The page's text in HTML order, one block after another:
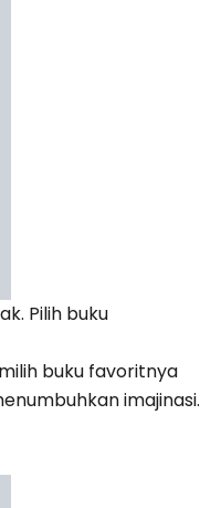
Pilih buku
buku favoritnya
imajinasi.